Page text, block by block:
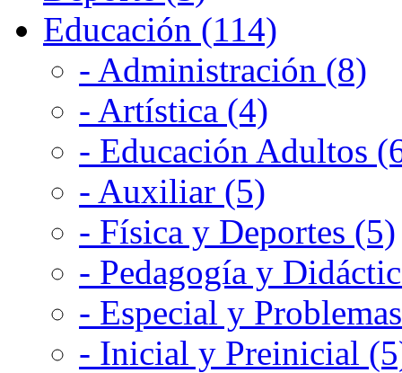
Educación (114)
- Administración (8)
- Artística (4)
- Educación Adultos
- Auxiliar (5)
- Física y Deportes (5)
- Pedagogía y
- Especial y
- Inicial y Preinicial